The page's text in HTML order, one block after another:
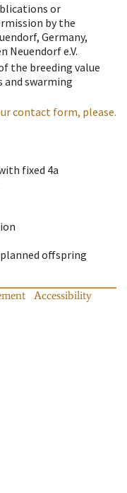
or
by the
Germany,
Neuendorf e.V.
the breeding value
and swarming
contact form, please.
fixed 4a
offspring
Accessibility